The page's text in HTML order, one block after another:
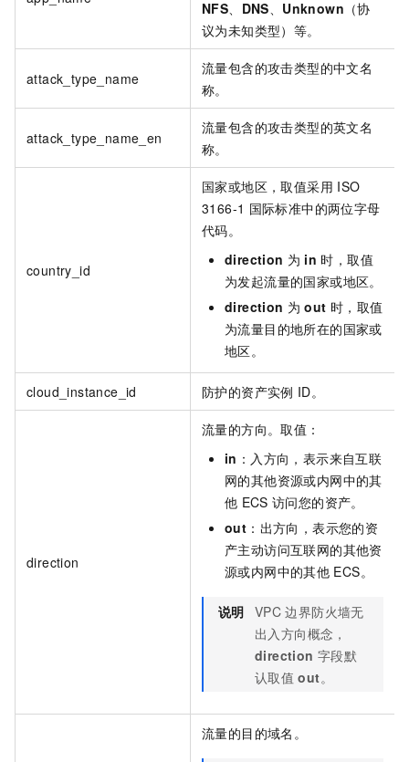
NFS DNS Unknown （协
议为未知类型）等。
attack_type_name
流量包含的攻击类型的中文名
称。
attack_type_name_en
流量包含的攻击类型的英文名
称。
country_id
国家或地区，取值采用 ISO
3166-1 国际标准中的两位字母
代码。
direction 为 in 时，取值
为发起流量的国家或地区。
direction 为 out 时，取值
为流量目的地所在的国家或
地区。
cloud_instance_id 防护的资产实例 ID。
direction
流量的方向。取值：
in ：入方向，表示来自互联
网的其他资源或内网中的其
他 ECS 访问您的资产。
out ：出方向，表示您的资
产主动访问互联网的其他资
源或内网中的其他 ECS。
说明 VPC 边界防火墙无
出入方向概念，
direction 字段默
认取值 out。
流量的目的域名。